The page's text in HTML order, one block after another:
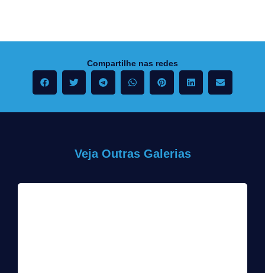
Compartilhe nas redes
Veja Outras Galerias